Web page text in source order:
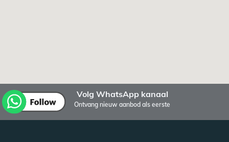
Volg WhatsApp kanaal
Ontvang nieuw aanbod als eerste